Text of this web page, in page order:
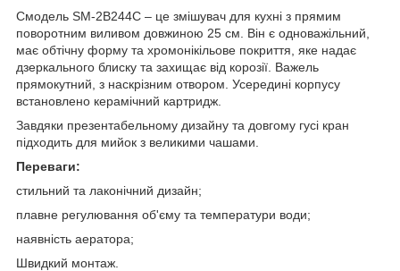
Смодель SM-2B244C – це змішувач для кухні з прямим
поворотним виливом довжиною 25 см. Він є одноважільний,
має обтічну форму та хромонікільове покриття, яке надає
дзеркального блиску та захищає від корозії. Важель
прямокутний, з наскрізним отвором. Усередині корпусу
встановлено керамічний картридж.
Завдяки презентабельному дизайну та довгому гусі кран
підходить для мийок з великими чашами.
Переваги:
стильний та лаконічний дизайн;
плавне регулювання об'єму та температури води;
наявність аератора;
Швидкий монтаж.